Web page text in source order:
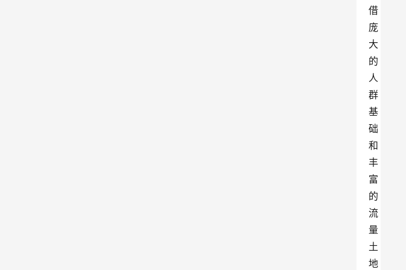
借
庞
大
的
人
群
基
础
和
丰
富
的
流
量
土
地